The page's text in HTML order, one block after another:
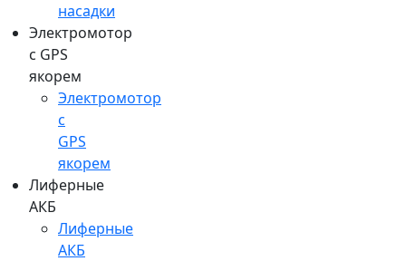
насадки
Электромотор
c GPS
якорем
Электромотор
c
GPS
якорем
Лиферные
АКБ
Лиферные
АКБ